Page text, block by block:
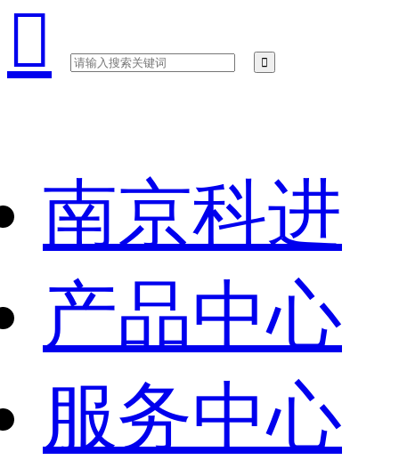

南京科进
产品中心
服务中心